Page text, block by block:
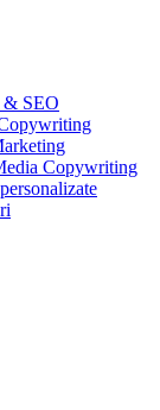
& SEO
Copywriting